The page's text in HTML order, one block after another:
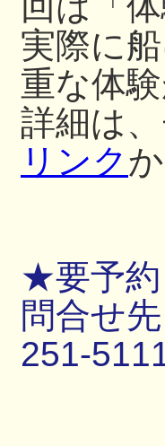
実際に
重な体
詳細は
リンク
★要予約
問合せ
251-